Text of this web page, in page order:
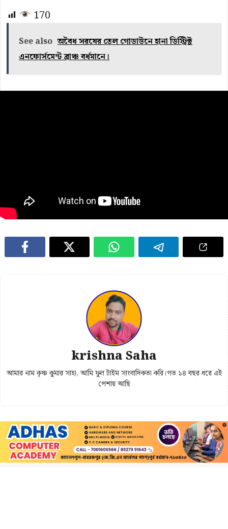
170
See also অবৈধ সরষের তেল গোডাউনে হানা ডিস্ট্রিক্ট
এনফোর্সমেন্ট ব্রাঞ্চ বর্ধমানে।
krishna Saha
আমার নাম কৃষ্ণ কুমার সাহা, আমি ফুল টাইম সাংবাদিকতা করি।গত ১৪ বছর ধরে এই
পেশায় আছি